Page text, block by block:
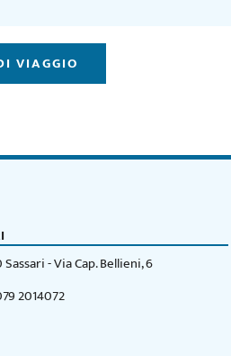
VIAGGIO
- Via Cap. Bellieni, 6
2014072